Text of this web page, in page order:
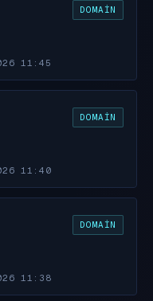
DOMAIN
11:45
DOMAIN
11:40
DOMAIN
11:38